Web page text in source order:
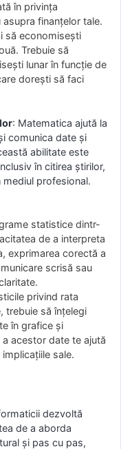
în privința
finanțelor tale.
să economisești
Trebuie să
lunar în funcție de
dorești să faci
: Matematica ajută la
comunica date și
abilitate este
în citirea știrilor,
profesional.
statistice dintr-
de a interpreta
exprimarea corectă a
scrisă sau
privind rata
trebuie să înțelegi
în grafice și
acestor date te ajută
sale.
dezvoltă
de a aborda
și pas cu pas,